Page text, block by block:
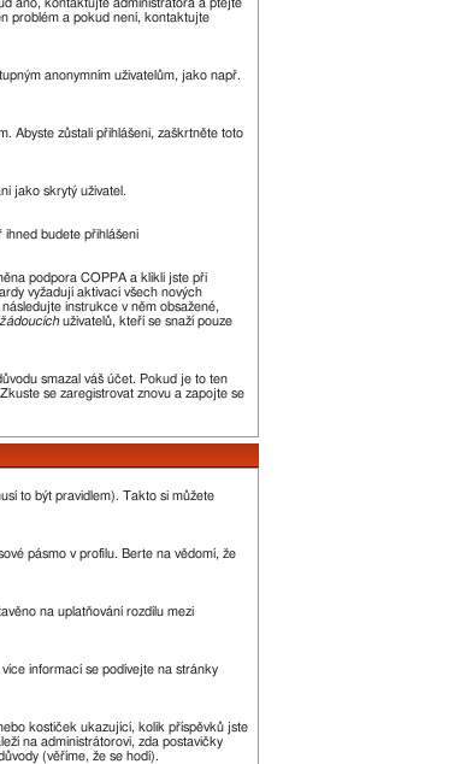
ano, kontaktujte administrátora a ptejte
problém a pokud není, kontaktujte
anonymním uživatelům, jako např.
Abyste zůstali přihlášeni, zaškrtněte toto
jako skrytý uživatel.
budete přihlášeni
podpora COPPA a klikli jste při
vyžadují aktivaci všech nových
instrukce v něm obsažené,
uživatelů, kteří se snaží pouze
smazal váš účet. Pokud je to ten
se zaregistrovat znovu a zapojte se
to být pravidlem). Takto si můžete
pásmo v profilu. Berte na vědomí, že
na uplatňování rozdílu mezi
informací se podívejte na stránky
kostiček ukazující, kolik příspěvků jste
na administrátorovi, zda postavičky
(věříme, že se hodí).